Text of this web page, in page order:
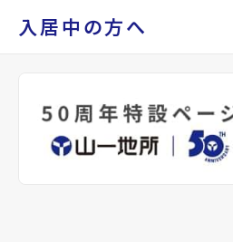
土地を探す
エリアから探す
事業用・投資用を探す
不動産を売却したい
相続相談をしたい
不動産に投資したい
会社概要・沿革
パーパス
CM紹介
社宅をお探しの方へ
レンタルオフィス
貸会議室
入居中の方へ
退去される方へ
※準備中 住まいのしおり
仙台市地下鉄南
ション
間取り 3DK